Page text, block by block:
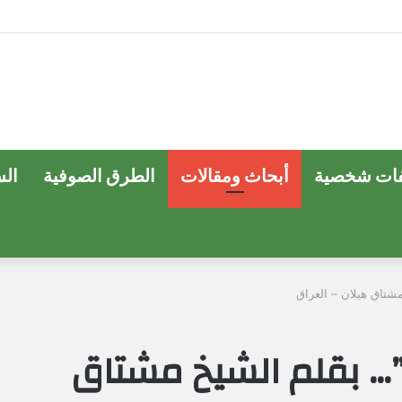
شخصية أبحاث ومقالات الطرق الصوفية
هيلان – العراق
بقلم الشيخ مشتاق